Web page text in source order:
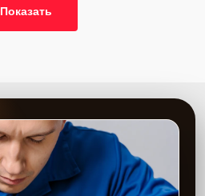
Показать